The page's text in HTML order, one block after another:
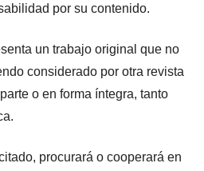
por su contenido.
un trabajo original que no
considerado por otra revista
o en forma íntegra, tanto
procurará o cooperará en